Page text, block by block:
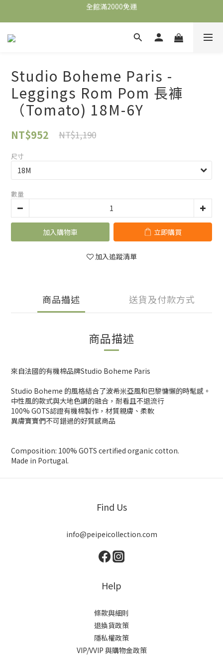
全館滿2000免運
全館滿2000免運
全館滿2000免運
Studio Boheme Paris -
Leggings Rom Pom 長褲
（Tomato) 18M-6Y
NT$952 NT$1,190
尺寸
數量
加入購物車 立即購買
加入追蹤清單
商品描述 送貨及付款方式
商品描述
來自法國的有機棉品牌Studio Boheme Paris
Studio Boheme 的風格結合了波希米亞風和巴黎慵懶的時髦感。
中性風的款式與大地色調的融合，耐看且不退流行
100% GOTS認證有機棉製作，材質親膚、柔軟
異膚寶寶們不可錯過的好質感商品
Composition: 100% GOTS certified organic cotton.
Made in Portugal.
Find Us
info@peipeicollection.com
Help
條款與細則
退換貨政策
隱私權政策
VIP/VVIP 與購物金政策